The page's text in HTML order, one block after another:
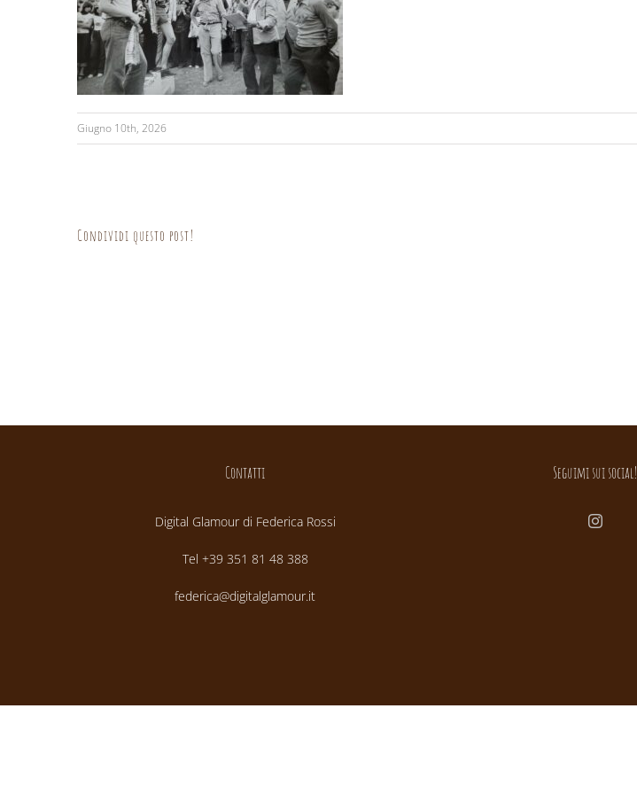
Giugno 10th, 2026
Condividi questo post!
Contatti
Digital Glamour di Federica Rossi
Tel +39 351 81 48 388
federica@digitalglamour.it
Seguimi sui social!